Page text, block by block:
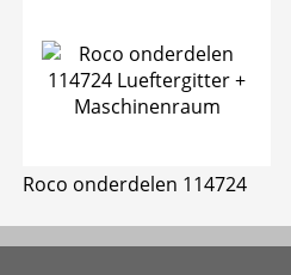
Roco onderdelen 114724